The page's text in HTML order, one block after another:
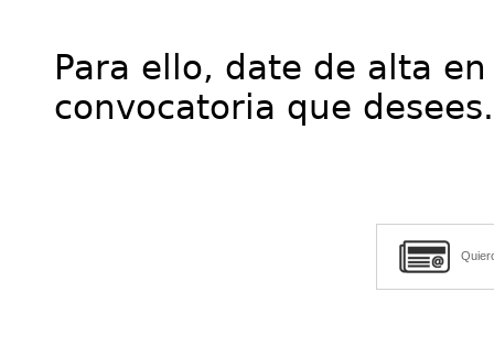
Para ello, date de alta
convocatoria que desees.